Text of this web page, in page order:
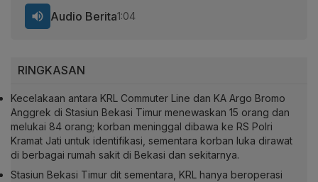
RINGKASAN
Kecelakaan antara KRL Commuter Line dan KA Argo Bromo
Anggrek di Stasiun Bekasi Timur menewaskan 15 orang dan
melukai 84 orang; korban meninggal dibawa ke RS Polri
Kramat Jati untuk identifikasi, sementara korban luka dirawat
di berbagai rumah sakit di Bekasi dan sekitarnya.
Stasiun Bekasi Timur dit sementara, KRL hanya beroperasi
Audio Berita1:04